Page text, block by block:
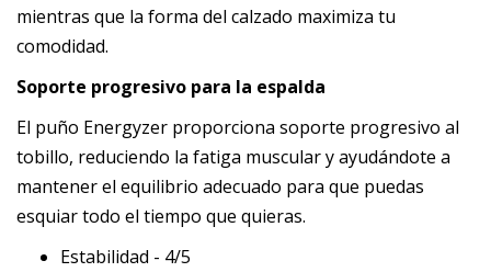
mientras que la forma del calzado maximiza tu
comodidad.
Soporte progresivo para la espalda
El puño Energyzer proporciona soporte progresivo al
tobillo, reduciendo la fatiga muscular y ayudándote a
mantener el equilibrio adecuado para que puedas
esquiar todo el tiempo que quieras.
Estabilidad - 4/5